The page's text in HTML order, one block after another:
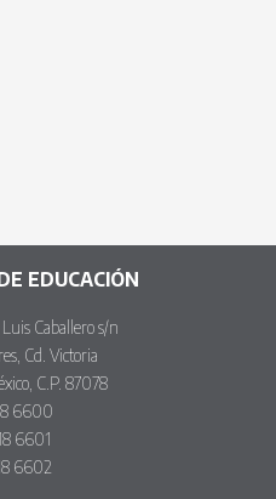
EDUCACIÓN
Caballero s/n
Cd. Victoria
C.P. 87078
6600
6601
6602